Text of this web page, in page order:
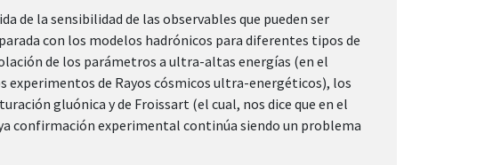
de la sensibilidad de las observables que pueden ser
con los modelos hadrónicos para diferentes tipos de
de los parámetros a ultra-altas energías (en el
experimentos de Rayos cósmicos ultra-energéticos), los
gluónica y de Froissart (el cual, nos dice que en el
confirmación experimental continúa siendo un problema